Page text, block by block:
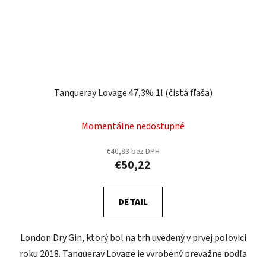
Tanqueray Lovage 47,3% 1l (čistá fľaša)
Momentálne nedostupné
€40,83 bez DPH
€50,22
DETAIL
London Dry Gin, ktorý bol na trh uvedený v prvej polovici
roku 2018. Tanqueray Lovage je vyrobený prevažne podľa